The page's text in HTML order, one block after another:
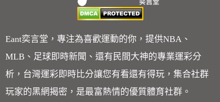
Eant奕言堂，專注為喜歡運動的你，提供NBA、
MLB、足球即時新聞、還有民間大神的專業運彩分
析，台灣運彩即時比分讓您有看還有得玩，集合社群
玩家的黑網揭密，是最富熱情的優質體育社群。